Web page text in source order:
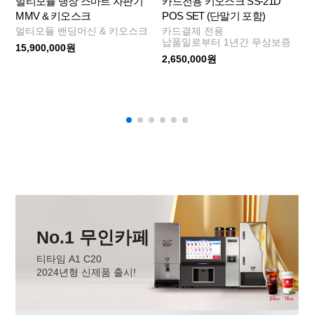
MMV & 키오스크
멀티모듈 밴딩머신 & 키오스크
15,900,000원
POS SET (단말기 포함)
카드결제 전용
납품일로부터 1년간 무상보증
2,650,000원
No.1 무인카페
티타임 A1 C20
2024년형 신제품 출시!